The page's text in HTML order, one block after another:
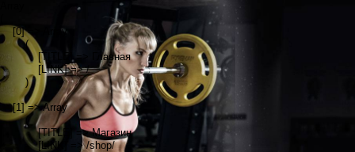
    [0] => Array
        (
            [TITLE] => Главная
            [LINK] => /
        )
    [1] => Array
        (
            [TITLE] => Магазин
            [LINK] => /shop/